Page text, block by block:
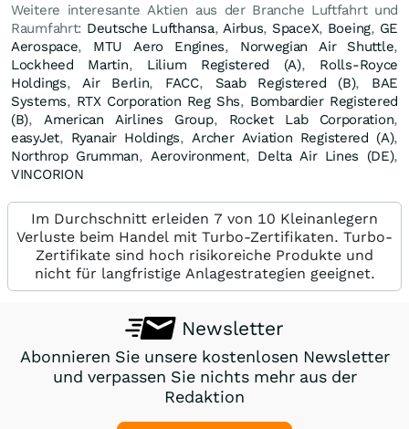
Weitere interesante Aktien aus der Branche Luftfahrt und
Raumfahrt: Deutsche Lufthansa,Airbus, SpaceX, Boeing, GE
Aerospace, MTU Aero Engines, Norwegian Air Shuttle,
Lockheed Martin, Lilium Registered (A), Rolls-Royce
Holdings,Air Berlin, FACC, Saab Registered (B), BAE
Systems, RTX Corporation Reg Shs, Bombardier Registered
(B),American Airlines Group, Rocket Lab Corporation,
easyJet, Ryanair Holdings,Archer Aviation Registered (A),
Northrop Grumman,Aerovironment, Delta Air Lines (DE),
VINCORION
Im Durchschnitt erleiden 7 von 10 Kleinanlegern
Verluste beim Handel mit Turbo-Zertifikaten. Turbo-
Zertifikate sind hoch risikoreiche Produkte und
nicht für langfristige Anlagestrategien geeignet.
Newsletter
Abonnieren Sie unsere kostenlosen Newsletter
und verpassen Sie nichts mehr aus der
Redaktion